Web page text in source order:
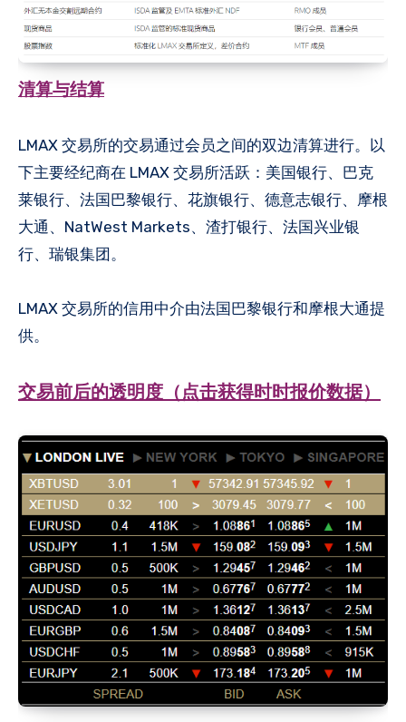
清算与结算
LMAX 交易所的交易通过会员之间的双边清算进行。以
下主要经纪商在 LMAX 交易所活跃：美国银行、巴克
莱银行、法国巴黎银行、花旗银行、德意志银行、摩根
大通、NatWest Markets、渣打银行、法国兴业银
行、瑞银集团。
LMAX 交易所的信用中介由法国巴黎银行和摩根大通提
供。
交易前后的透明度（点击获得时时报价数据）